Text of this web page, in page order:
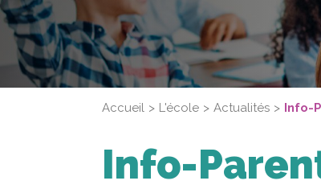
Accueil L'école Actualités Info-
Info-